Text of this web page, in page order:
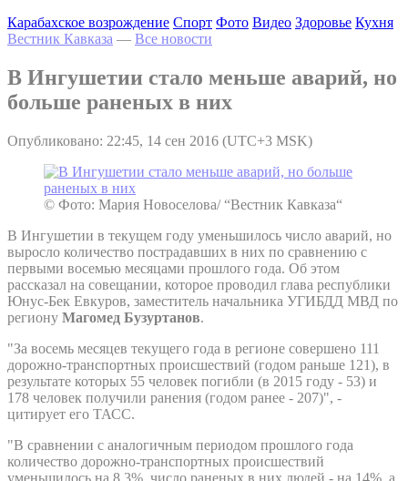
Карабахское возрождение Спорт Фото Видео Здоровье Кухня
Вестник Кавказа — Все новости
В Ингушетии стало меньше аварий, но
больше раненых в них
Опубликовано: 22:45, 14 сен 2016 (UTC+3 MSK)
© Фото: Мария Новоселова/ “Вестник Кавказа“
В Ингушетии в текущем году уменьшилось число аварий, но
выросло количество пострадавших в них по сравнению с
первыми восемью месяцами прошлого года. Об этом
рассказал на совещании, которое проводил глава республики
Юнус-Бек Евкуров, заместитель начальника УГИБДД МВД по
региону Магомед Бузуртанов.
"За восемь месяцев текущего года в регионе совершено 111
дорожно-транспортных происшествий (годом раньше 121), в
результате которых 55 человек погибли (в 2015 году - 53) и
178 человек получили ранения (годом ранее - 207)", -
цитирует его ТАСС.
"В сравнении с аналогичным периодом прошлого года
количество дорожно-транспортных происшествий
уменьшилось на 8,3%, число раненых в них людей - на 14%, а